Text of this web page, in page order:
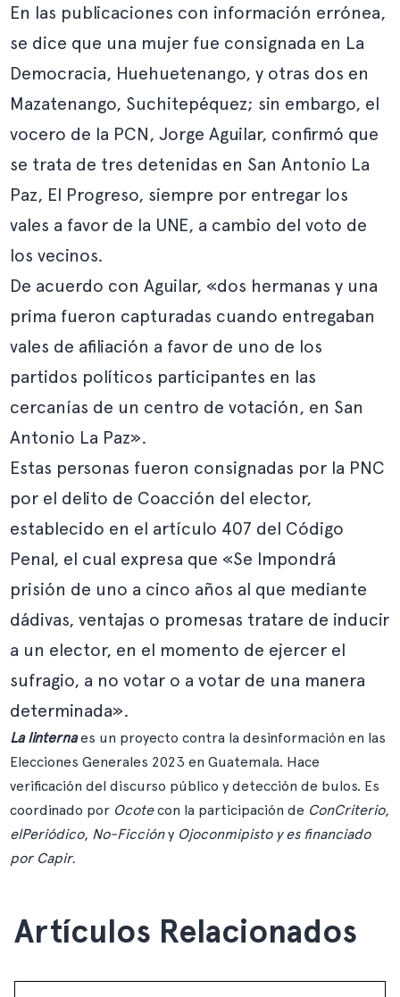
En las publicaciones con información errónea,
se dice que una mujer fue consignada en La
Democracia, Huehuetenango, y otras dos en
Mazatenango, Suchitepéquez; sin embargo, el
vocero de la PCN, Jorge Aguilar, confirmó que
se trata de tres detenidas en San Antonio La
Paz, El Progreso, siempre por entregar los
vales a favor de la UNE, a cambio del voto de
los vecinos.
De acuerdo con Aguilar, «dos hermanas y una
prima fueron capturadas cuando entregaban
vales de afiliación a favor de uno de los
partidos políticos participantes en las
cercanías de un centro de votación, en San
Antonio La Paz».
Estas personas fueron consignadas por la PNC
por el delito de Coacción del elector,
establecido en el artículo 407 del Código
Penal, el cual expresa que «Se Impondrá
prisión de uno a cinco años al que mediante
dádivas, ventajas o promesas tratare de inducir
a un elector, en el momento de ejercer el
sufragio, a no votar o a votar de una manera
determinada».
La linterna es un proyecto contra la desinformación en las
Elecciones Generales 2023 en Guatemala. Hace
verificación del discurso público y detección de bulos. Es
coordinado por Ocotecon la participación de ConCriterio,
elPeriódico, No-Ficción y Ojoconmipistoy es financiado
por Capir.
Artículos Relacionados